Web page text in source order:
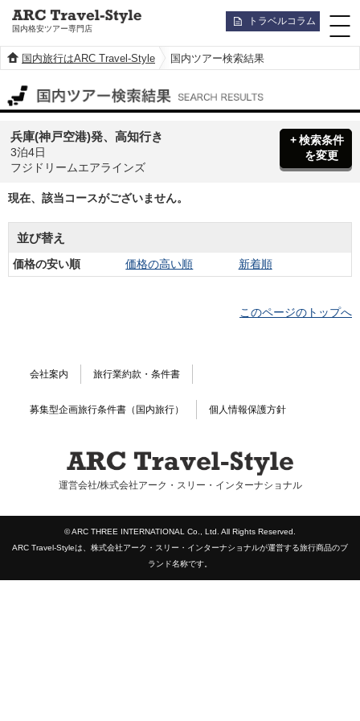
国内格安ツアー専門店
トラベルコラム
国内旅行はARC Travel-Style 国内ツアー検索結果
兵庫(神戸空港)発、高知行き
3泊4日
フジドリームエアラインズ
検索条件
を変更
現在、該当コースがございません。
並び替え
価格の安い順 価格の高い順 新着順
このページのトップへ
運営会社/株式会社アーク・スリー・インターナショナル
会社案内 旅行業約款・条件書
募集型企画旅行条件書（国内旅行） 個人情報保護方針
© ARC THREE INTERNATIONAL Co., Ltd. All Rights Reserved.
ARC Travel-Styleは、株式会社アーク・スリー・インターナショナルが運営する旅行商品のブ
ランド名称です。